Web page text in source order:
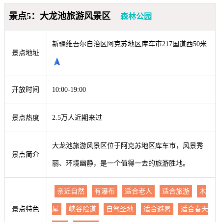
景点5：大龙池旅游风景区 森林公园
景点地址
新疆维吾尔自治区阿克苏地区库车市217国道西50米
开放时间 10:00-19:00
景点热度 2.5万人近期来过
景点简介
大龙池旅游风景区位于阿克苏地区库车市，风景秀
丽、环境幽静，是一个值得一去的旅游胜地。
景点特色
亲近自然 有瀑布 适合老人 适合旅游 木
屋 峡谷险道 自驾圣地 适合避暑 适合春天